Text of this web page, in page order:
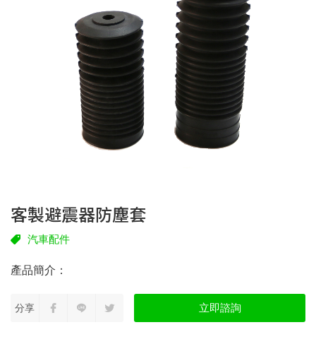
客製避震器防塵套
汽車配件
分享 立即諮詢